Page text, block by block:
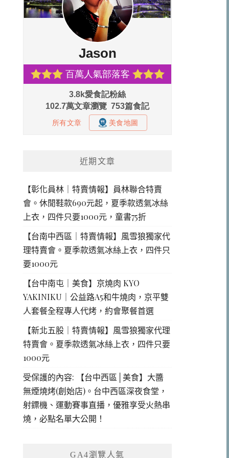
近期文章
【彰化員林｜特賣情報】員林聯合特賣
會。休閒鞋款690元起，夏季款透氣冰絲
上衣，四件只要1000元，童書75折
【台南中西區｜特賣情報】風雪狼獨家代
理特賣會。夏季款透氣冰絲上衣，四件只
要1000元
【台中南屯｜美食】京燒肉 KYO
YAKINIKU｜公益路A5和牛燒肉，京平雙
人套餐全程專人代烤，約會聚餐首選
【新北五股｜特賣情報】風雪狼獨家代理
特賣會。夏季款透氣冰絲上衣，四件只要
1000元
受保護的內容: 【台中西區│美食】大醬
無煙燒烤(創始店)。台中西區深夜食堂，
射鏢機、運動賽事直播，優雅享受火熱串
燒，必點名單大公開！
GA4瀏覽人氣